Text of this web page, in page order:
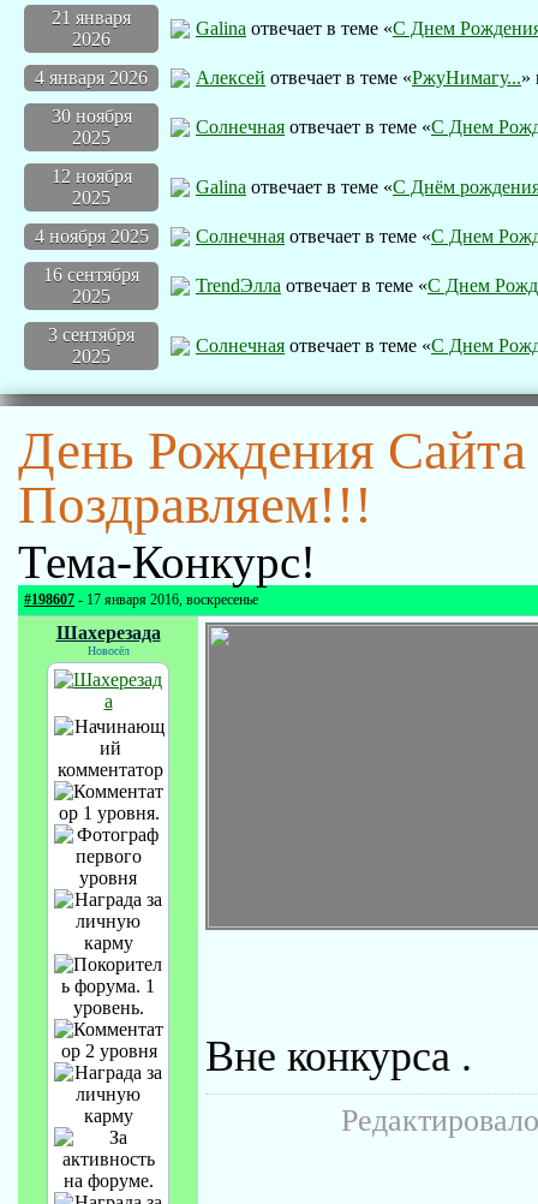
21 января
2026
Galina отвечает в теме «С Днем
4 января 2026 Алексей отвечает в теме «РжуНимагу...»
30 ноября
2025
Солнечная отвечает в теме «С Днем
12 ноября
2025
Galina отвечает в теме «С Днём
4 ноября 2025 Солнечная отвечает в теме «С Днем
16 сентября
2025
TrendЭлла отвечает в теме «С Днем
3 сентября
2025
Солнечная отвечает в теме «С Днем
День Рождения
Поздравляем!!!
Тема-Конкурс!
#198607 - 17 января 2016, воскресенье
Шахерезада
Новосёл
Вне конкурса .